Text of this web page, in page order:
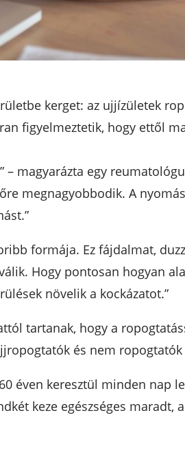
kerget: az ujjízületek
figyelmeztetik, hogy ettől
magyarázta egy
megnagyobbodik. A
formája. Ez fájdalmat,
Hogy pontosan hogyan
növelik a kockázatot.”
tartanak, hogy a
és nem
éven keresztül minden nap
keze egészséges maradt,